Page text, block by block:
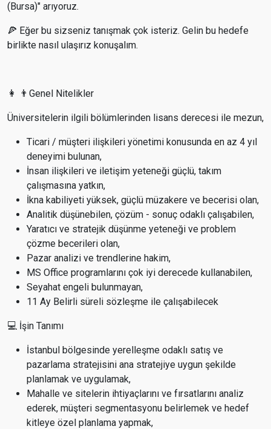
(Bursa)" arıyoruz.
🍕 Eğer bu sizseniz tanışmak çok isteriz. Gelin bu hedefe
birlikte nasıl ulaşırız konuşalım.
👩 👨Genel Nitelikler
Üniversitelerin ilgili bölümlerinden lisans derecesi ile mezun,
Ticari / müşteri ilişkileri yönetimi konusunda en az 4 yıl
deneyimi bulunan,
İnsan ilişkileri ve iletişim yeteneği güçlü, takım
çalışmasına yatkın,
İkna kabiliyeti yüksek, güçlü müzakere ve becerisi olan,
Analitik düşünebilen, çözüm - sonuç odaklı çalışabilen,
Yaratıcı ve stratejik düşünme yeteneği ve problem
çözme becerileri olan,
Pazar analizi ve trendlerine hakim,
MS Office programlarını çok iyi derecede kullanabilen,
Seyahat engeli bulunmayan,
11 Ay Belirli süreli sözleşme ile çalışabilecek
💻 İşin Tanımı
İstanbul bölgesinde yerelleşme odaklı satış ve
pazarlama stratejisini ana stratejiye uygun şekilde
planlamak ve uygulamak,
Mahalle ve sitelerin ihtiyaçlarını ve fırsatlarını analiz
ederek, müşteri segmentasyonu belirlemek ve hedef
kitleye özel planlama yapmak,